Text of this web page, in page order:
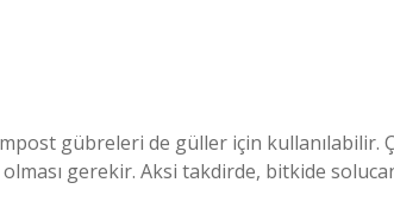
gübreleri de güller için kullanılabilir.
gerekir. Aksi takdirde, bitkide